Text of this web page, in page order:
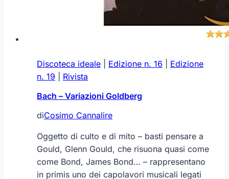
Discoteca ideale Edizione n. 16
Edizione
n. 19
Rivista
Bach – Variazioni Goldberg
diCosimo Cannalire
Oggetto di culto e di mito – basti pensare a
Gould, Glenn Gould, che risuona quasi come
come Bond, James Bond… – rappresentano
in primis uno dei capolavori musicali legati